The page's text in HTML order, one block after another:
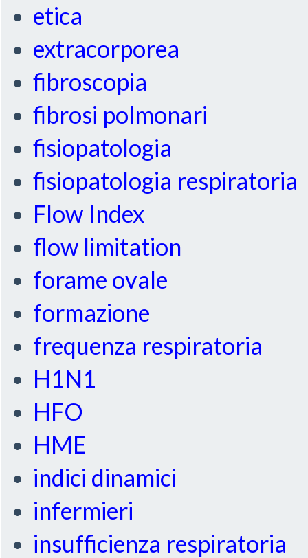
etica
extracorporea
fibroscopia
fibrosi polmonari
fisiopatologia
fisiopatologia respiratoria
Flow Index
flow limitation
forame ovale
formazione
frequenza respiratoria
H1N1
HFO
HME
indici dinamici
infermieri
insufficienza respiratoria